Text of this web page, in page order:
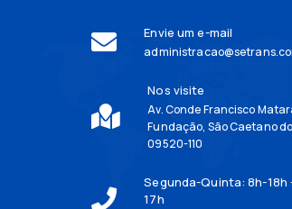
Envie um e-mail
Nos visite
Av. Conde Francisco
Fundação, São Caetano do
09520-110
Segunda-Quinta: 8h-18h
17h